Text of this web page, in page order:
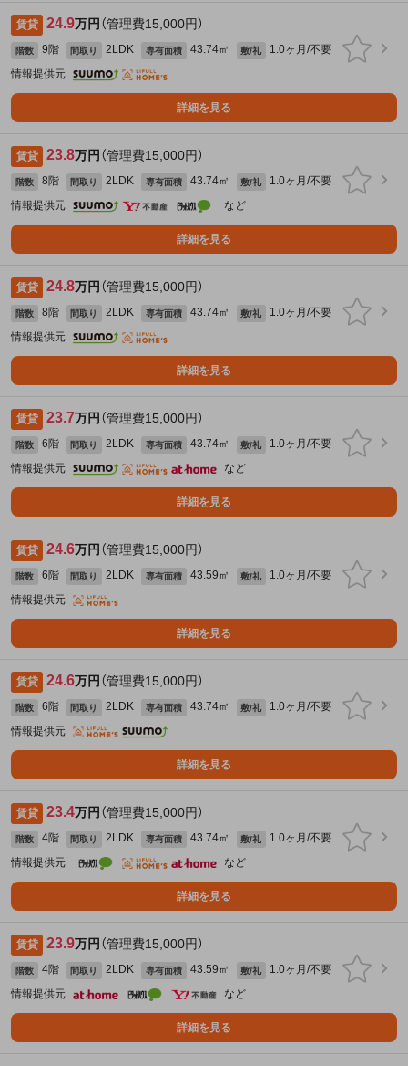
賃貸 24.9万円 （管理費15,000円）
階数 9階 間取り 2LDK 専有面積 43.74㎡ 敷/礼
1.0ヶ月/不要
情報提供元
詳細を見る
賃貸 23.8万円 （管理費15,000円）
階数 8階 間取り 2LDK 専有面積 43.74㎡ 敷/礼
1.0ヶ月/不要
情報提供元
など
詳細を見る
賃貸 24.8万円 （管理費15,000円）
階数 8階 間取り 2LDK 専有面積 43.74㎡ 敷/礼
1.0ヶ月/不要
情報提供元
詳細を見る
賃貸 23.7万円 （管理費15,000円）
階数 6階 間取り 2LDK 専有面積 43.74㎡ 敷/礼
1.0ヶ月/不要
情報提供元
など
詳細を見る
賃貸 24.6万円 （管理費15,000円）
階数 6階 間取り 2LDK 専有面積 43.59㎡ 敷/礼
1.0ヶ月/不要
情報提供元
詳細を見る
賃貸 24.6万円 （管理費15,000円）
階数 6階 間取り 2LDK 専有面積 43.74㎡ 敷/礼
1.0ヶ月/不要
情報提供元
詳細を見る
賃貸 23.4万円 （管理費15,000円）
階数 4階 間取り 2LDK 専有面積 43.74㎡ 敷/礼
1.0ヶ月/不要
情報提供元
など
詳細を見る
賃貸 23.9万円 （管理費15,000円）
階数 4階 間取り 2LDK 専有面積 43.59㎡ 敷/礼
1.0ヶ月/不要
情報提供元
など
詳細を見る